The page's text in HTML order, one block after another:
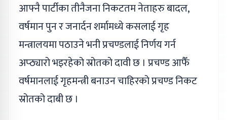
आफ्नै पार्टीका तीनैजना निकटतम नेताहरु बादल,
वर्षमान पुन र जनार्दन शर्मामध्ये कसलाई गृह
मन्त्रालयमा पठाउने भनी प्रचण्डलाई निर्णय गर्न
अप्ठ्यारो भइरहेको स्रोतको दावी छ । प्रचण्ड आफैँ
वर्षमानलाई गृहमन्त्री बनाउन चाहिरको प्रचण्ड निकट
स्रोतको दाबी छ ।